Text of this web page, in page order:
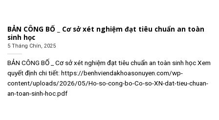
BẢN CÔNG BỐ _ Cơ sở xét nghiệm đạt tiêu chuẩn an toàn
sinh học
5 Tháng Chín, 2025
BẢN CÔNG BỐ _ Cơ sở xét nghiệm đạt tiêu chuẩn an toàn sinh học Xem
quyết định chi tiết: https://benhviendakhoasonuyen.com/wp-
content/uploads/2026/05/Ho-so-cong-bo-Co-so-XN-dat-tieu-chuan-
an-toan-sinh-hoc.pdf